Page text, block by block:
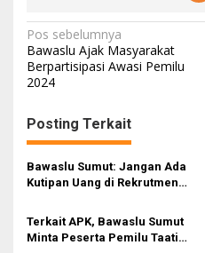
N
a
v
i
g
a
s
i
p
Pos sebelumnya
Bawaslu Ajak Masyarakat
Berpartisipasi Awasi Pemilu
2024
Posting Terkait
Bawaslu Sumut: Jangan Ada
Kutipan Uang di Rekrutmen
Terkait APK, Bawaslu Sumut
Minta Peserta Pemilu Taati